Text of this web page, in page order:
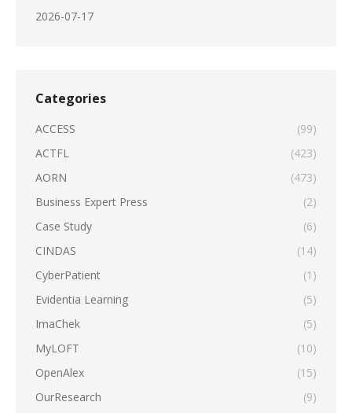
2026-07-17
Categories
ACCESS
(99)
ACTFL
(423)
AORN
(473)
Business Expert Press
(2)
Case Study
(6)
CINDAS
(14)
CyberPatient
(1)
Evidentia Learning
(5)
ImaChek
(5)
MyLOFT
(10)
OpenAlex
(15)
OurResearch
(9)